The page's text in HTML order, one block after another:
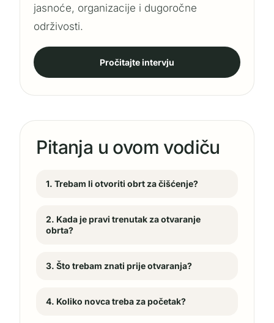
jasnoće, organizacije i dugoročne
održivosti.
Pročitajte intervju
Pitanja u ovom vodiču
1. Trebam li otvoriti obrt za čišćenje?
2. Kada je pravi trenutak za otvaranje
obrta?
3. Što trebam znati prije otvaranja?
4. Koliko novca treba za početak?